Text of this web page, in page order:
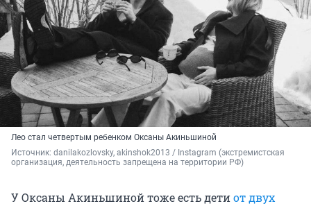
Лео стал четвертым ребенком Оксаны Акиньшиной
Источник: danilakozlovsky, akinshok2013 / Instagram (экстремистская
организация, деятельность запрещена на территории РФ)
У Оксаны Акиньшиной тоже есть детиот двух